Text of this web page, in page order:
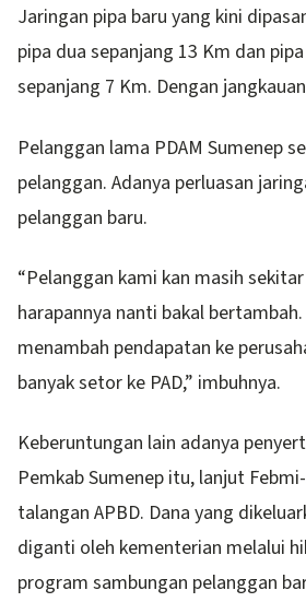
Jaringan pipa baru yang kini
pipa dua sepanjang 13 Km dan
sepanjang 7 Km. Dengan
Pelanggan lama PDAM Sumenep
pelanggan. Adanya perluasan
pelanggan baru.
“Pelanggan kami kan masih
harapannya nanti bakal
menambah pendapatan ke
banyak setor ke PAD,” imbuhnya.
Keberuntungan lain adanya
Pemkab Sumenep itu, lanjut
talangan APBD. Dana yang
diganti oleh kementerian melalui
program sambungan pelanggan